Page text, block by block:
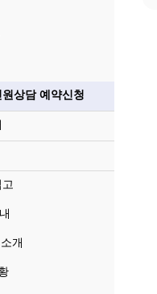
상담 예약신청
개